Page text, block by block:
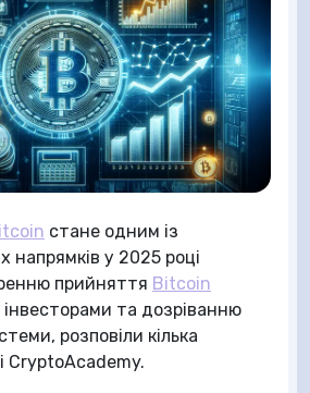
стане одним із
напрямків у 2025 році
прийняття Bitcoin
та дозріванню
розповіли кілька
CryptoAcademy.